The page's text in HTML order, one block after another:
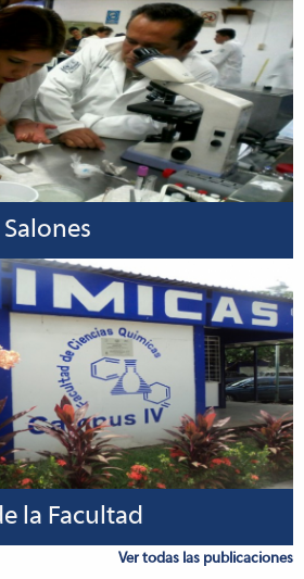
la Facultad
Ver todas las publicaciones